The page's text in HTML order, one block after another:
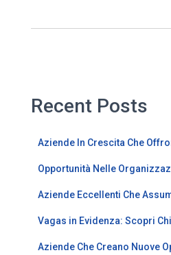
Recent Posts
Aziende In Crescita Che
Opportunità Nelle
Aziende Eccellenti Che
Vagas in Evidenza: Scopri
Aziende Che Creano Nuove